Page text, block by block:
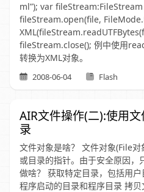
ml”); var
fileStream.open(file,
fileStream.close(); 例中使用
转换为XML对象。
2008-06-04 Flash
AIR文件操作(二):使用
录
文件对象是啥？ 文件对象(File
或目录的指针。由于安全原因，
做啥？ 获取特定目录，包括用
程序启动的目录和程序目录 拷